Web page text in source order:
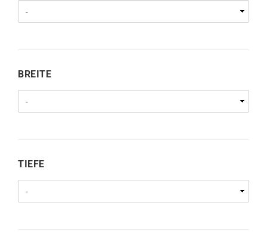
BREITE
BREITE
TIEFE
TIEFE